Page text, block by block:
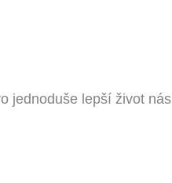
jednoduše lepší život